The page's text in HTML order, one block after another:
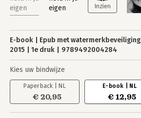
E-book Epub met watermerkbeveiliging
2015
1e druk 9789492004284
Kies uw bindwijze
Paperback | NL
€ 20,95
E-book | NL
€ 12,95